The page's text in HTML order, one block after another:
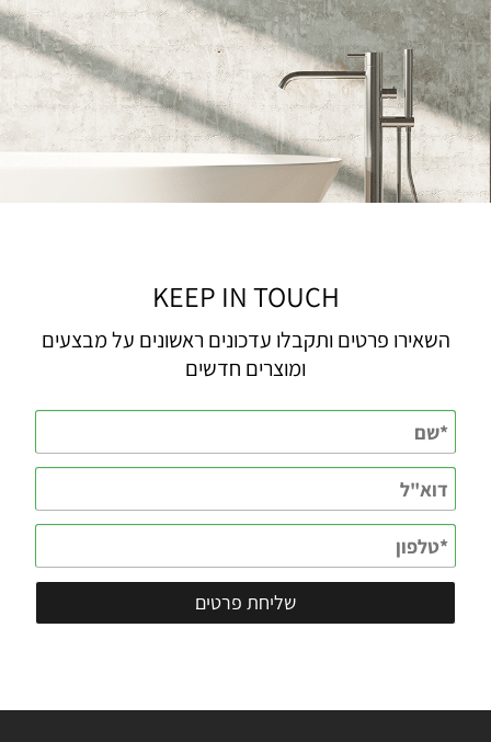
KEEP IN TOUCH
השאירו פרטים ותקבלו עדכונים ראשונים על מבצעים
ומוצרים חדשים